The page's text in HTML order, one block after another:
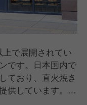
で展開されてい
です。日本国内で
ており、直火焼き
供しています。イ